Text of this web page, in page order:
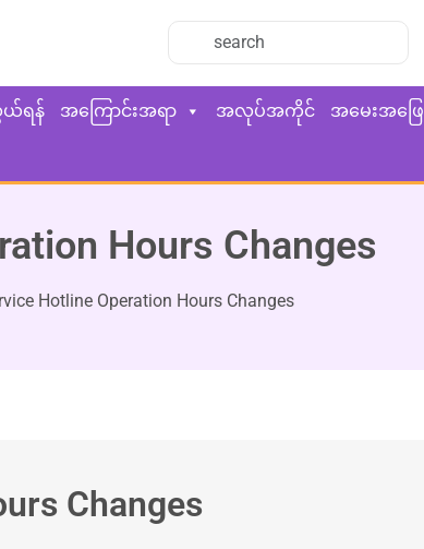
ရန် အကြောင်းအရာ အလုပ်အကိုင် အမေးအဖြေ
Hours Changes
Hotline Operation Hours Changes
Changes